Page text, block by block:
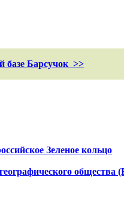
базе Барсучок >>
Зеленое кольцо